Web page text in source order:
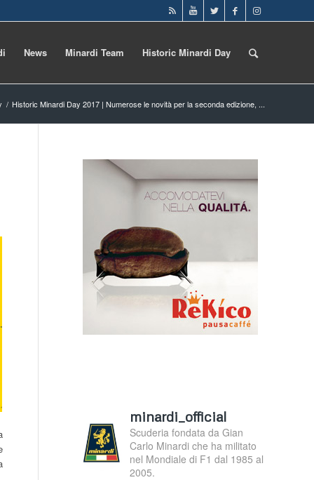
News Minardi Team Historic Minardi Day
/ Historic Minardi Day 2017 | Numerose le novità per la seconda edizione, ...
minardi_official
Scuderia fondata da Gian
Carlo Minardi che ha militato
nel Mondiale di F1 dal 1985 al
2005.